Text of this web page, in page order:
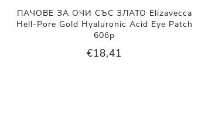
ПАЧОВЕ ЗА ОЧИ СЪС ЗЛАТО Elizavecca
Hell-Pore Gold Hyaluronic Acid Eye Patch
60бр
€18,41